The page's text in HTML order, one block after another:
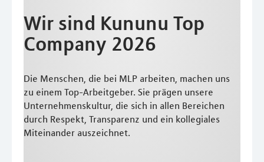
Wir sind Kununu Top
Company 2026
Die Menschen, die bei MLP arbeiten, machen uns
zu einem Top-Arbeitgeber. Sie prägen unsere
Unternehmenskultur, die sich in allen Bereichen
durch Respekt, Transparenz und ein kollegiales
Miteinander auszeichnet.